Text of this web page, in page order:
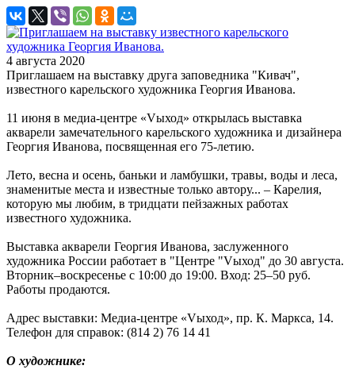
4 августа 2020
Приглашаем на выставку друга заповедника "Кивач",
известного карельского художника Георгия Иванова.
11 июня в медиа-центре «Vыход» открылась выставка
акварели замечательного карельского художника и дизайнера
Георгия Иванова, посвященная его 75-летию.
Лето, весна и осень, баньки и ламбушки, травы, воды и леса,
знаменитые места и известные только автору... – Карелия,
которую мы любим, в тридцати пейзажных работах
известного художника.
Выставка акварели Георгия Иванова, заслуженного
художника России работает в "Центре "Vыход" до 30 августа.
Вторник–воскресенье с 10:00 до 19:00. Вход: 25–50 руб.
Работы продаются.
Адрес выставки: Медиа-центре «Vыход», пр. К. Маркса, 14.
Телефон для справок: (814 2) 76 14 41
О художнике: